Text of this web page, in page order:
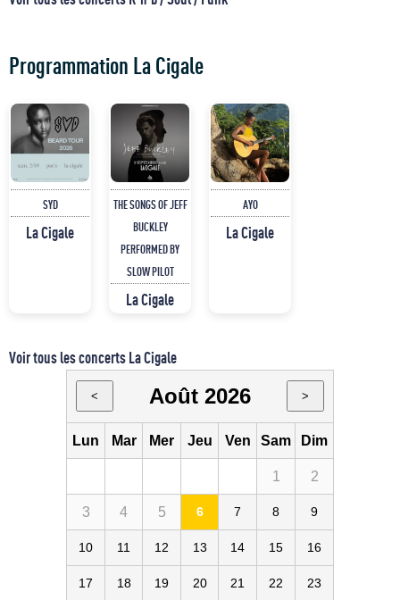
Programmation La Cigale
SYD
La Cigale
THE SONGS OF JEFF
BUCKLEY
PERFORMED BY
SLOW PILOT
La Cigale
AYO
La Cigale
Voir tous les concerts La Cigale
< Août 2026 >
Lun Mar Mer Jeu Ven Sam Dim
1 2
3 4 5 6 7 8 9
10 11 12 13 14 15 16
17 18 19 20 21 22 23